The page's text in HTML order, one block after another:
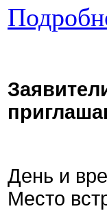
День и
Место